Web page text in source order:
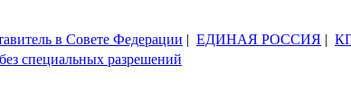
в Совете Федерации | ЕДИНАЯ РОССИЯ |
специальных разрешений